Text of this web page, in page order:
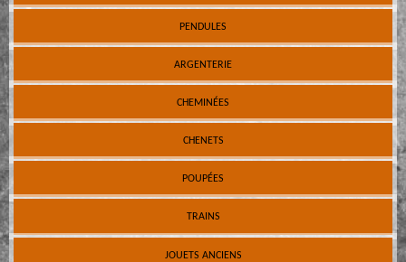
PENDULES
ARGENTERIE
CHEMINÉES
CHENETS
POUPÉES
TRAINS
JOUETS ANCIENS